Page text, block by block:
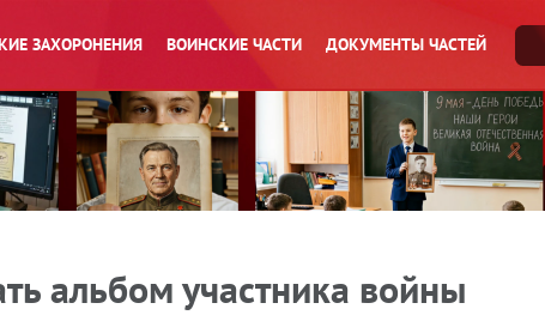
ЗАХОРОНЕНИЯ ВОИНСКИЕ ЧАСТИ ДОКУМЕНТЫ ЧАСТЕЙ
альбом участника войны